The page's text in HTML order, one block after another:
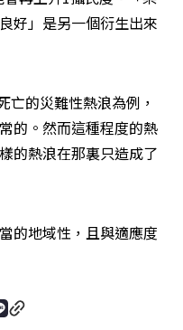
好」是另一個衍生出來
的災難性熱浪為例，
的。然而這種程度的熱
的熱浪在那裏只造成了
的地域性，且與適應度